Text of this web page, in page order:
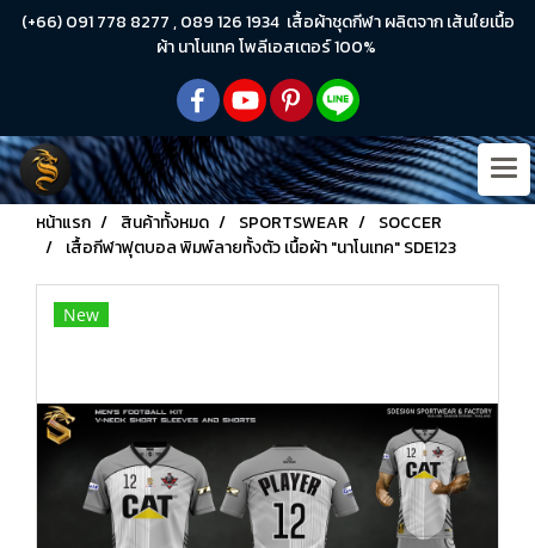
(+66) 091 778 8277 , 089 126 1934 เสื้อผ้าชุดกีฬา ผลิตจาก เส้นใยเนื้อ
ผ้า นาโนเทค โพลีเอสเตอร์ 100%
หน้าแรก สินค้าทั้งหมด SPORTSWEAR
SOCCER
เสื้อกีฬาฟุตบอล พิมพ์ลายทั้งตัว เนื้อผ้า "นาโนเทค" SDE123
New